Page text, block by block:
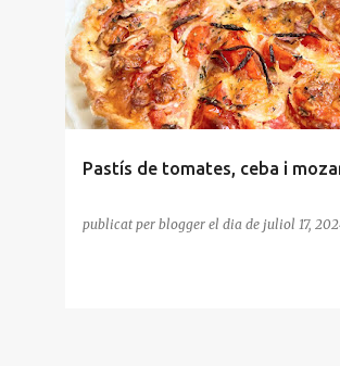
Pastís de tomates, ceba i
publicat per blogger el dia de juliol 17,